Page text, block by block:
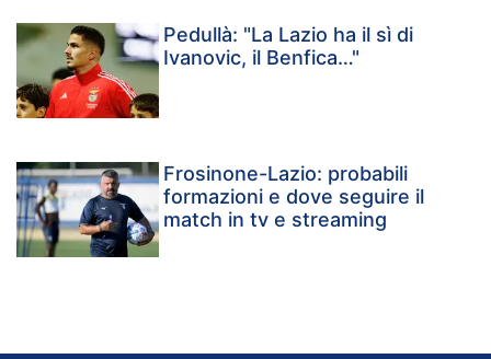
Pedullà: "La Lazio ha il sì di
Ivanovic, il Benfica…"
Frosinone-Lazio: probabili
formazioni e dove seguire il
match in tv e streaming